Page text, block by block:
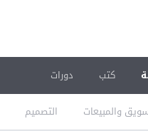
والمبيعات التصميم
كتب دورات